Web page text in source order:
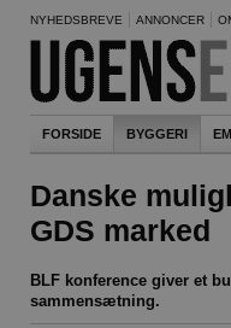
NYHEDSBREVE ANNONCER
FORSIDE BYGGERI
Danske
GDS marked
BLF konference giver et
sammensætning.